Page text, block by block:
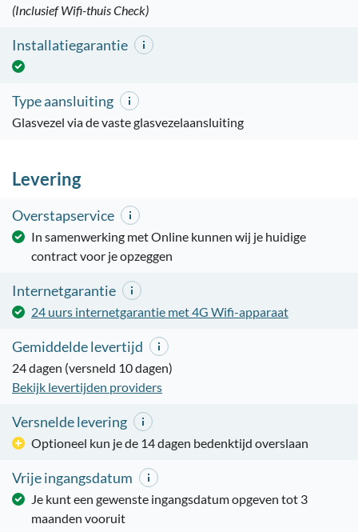
(Inclusief Wifi-thuis Check)
Installatiegarantie
Type aansluiting
Glasvezel via de vaste glasvezelaansluiting
Levering
Overstapservice
In samenwerking met Online kunnen wij je huidige
contract voor je opzeggen
Internetgarantie
24 uurs internetgarantie met 4G Wifi-apparaat
Gemiddelde levertijd
24 dagen (versneld 10 dagen)
Bekijk levertijden providers
Versnelde levering
Optioneel kun je de 14 dagen bedenktijd overslaan
Vrije ingangsdatum
Je kunt een gewenste ingangsdatum opgeven tot 3
maanden vooruit